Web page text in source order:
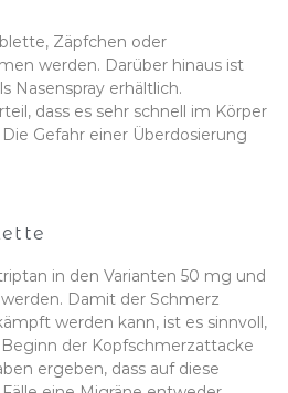
Zäpfchen oder
werden. Darüber hinaus ist
Nasenspray erhältlich.
dass es sehr schnell im Körper
Gefahr einer Überdosierung
in den Varianten 50 mg und
Damit der Schmerz
werden kann, ist es sinnvoll,
der Kopfschmerzattacke
ergeben, dass auf diese